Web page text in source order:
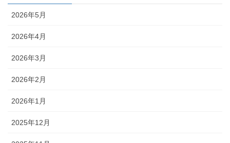
2026年5月
2026年4月
2026年3月
2026年2月
2026年1月
2025年12月